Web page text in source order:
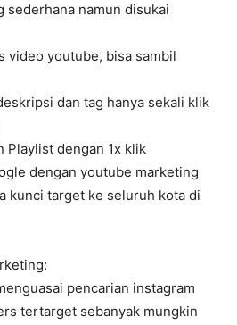
sederhana namun disukai
video youtube, bisa sambil
dan tag hanya sekali klik
Playlist dengan 1x klik
dengan youtube marketing
kunci target ke seluruh kota di
pencarian instagram
tertarget sebanyak mungkin